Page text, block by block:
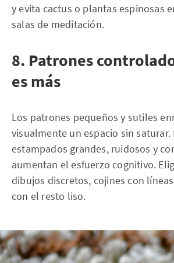
y evita cactus o plantas espinosas
salas de meditación.
8. Patrones
es más
Los patrones pequeños y sutiles
visualmente un espacio sin saturar.
estampados grandes, ruidosos y
aumentan el esfuerzo cognitivo.
dibujos discretos, cojines con
con el resto liso.